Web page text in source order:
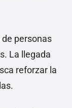
de personas
La llegada
reforzar la